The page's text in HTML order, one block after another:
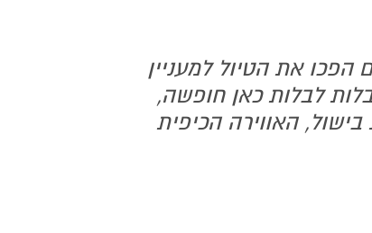
את הטיול למעניין
לבלות כאן חופשה,
האווירה הכיפית